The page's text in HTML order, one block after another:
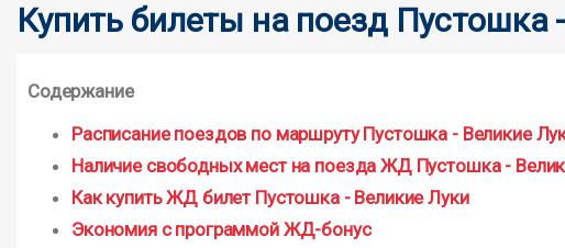
Купить билеты на поезд Пустошка
Содержание
Расписание поездов по маршруту Пустошка - Великие
Наличие свободных мест на поезда ЖД Пустошка -
Как купить ЖД билет Пустошка - Великие Луки
Экономия с программой ЖД-бонус